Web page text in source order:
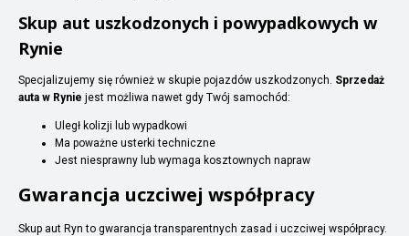
Skup aut uszkodzonych i powypadkowych w
Rynie
Specjalizujemy się również w skupie pojazdów uszkodzonych. Sprzedaż
auta w Rynie jest możliwa nawet gdy Twój samochód:
Uległ kolizji lub wypadkowi
Ma poważne usterki techniczne
Jest niesprawny lub wymaga kosztownych napraw
Gwarancja uczciwej współpracy
Skup aut Ryn to gwarancja transparentnych zasad i uczciwej współpracy.